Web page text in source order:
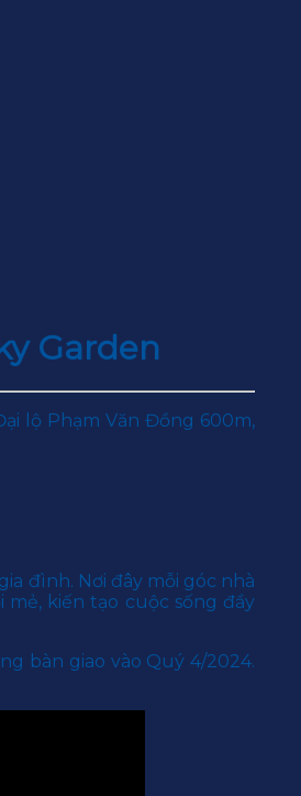
Garden
lộ Phạm Văn Đồng 600m,
đình. Nơi đây mỗi góc nhà
kiến tạo cuộc sống đầy
bàn giao vào Quý 4/2024.